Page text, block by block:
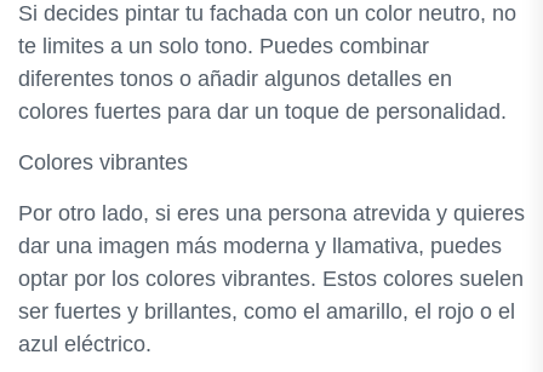
Si decides pintar tu fachada con un color neutro, no
te limites a un solo tono. Puedes combinar
diferentes tonos o añadir algunos detalles en
colores fuertes para dar un toque de personalidad.
Colores vibrantes
Por otro lado, si eres una persona atrevida y quieres
dar una imagen más moderna y llamativa, puedes
optar por los colores vibrantes. Estos colores suelen
ser fuertes y brillantes, como el amarillo, el rojo o el
azul eléctrico.